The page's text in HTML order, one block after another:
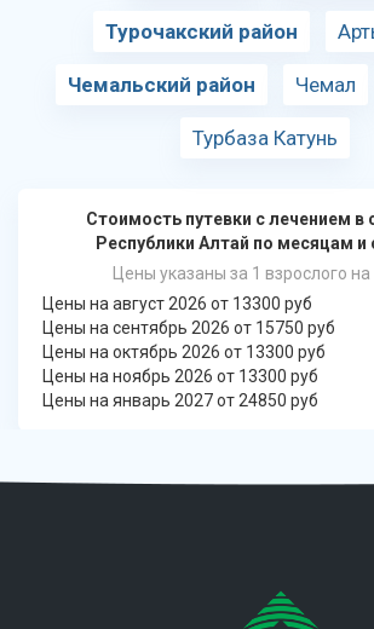
Турочакский район
Чемальский район Чемал
Турбаза Катунь
Стоимость путевки с лечением в
Республики Алтай по месяцам и
Цены указаны за 1 взрослого на
Цены на август 2026 от 13300 руб
Цены на сентябрь 2026 от 15750 руб
Цены на октябрь 2026 от 13300 руб
Цены на ноябрь 2026 от 13300 руб
Цены на январь 2027 от 24850 руб